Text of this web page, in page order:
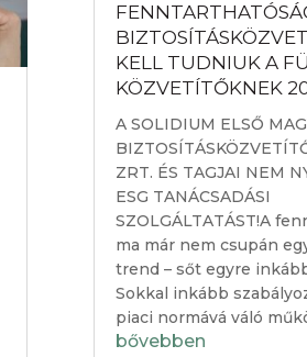
KELL TUDNIUK A
KÖZVETÍTŐKNEK
A SOLIDIUM ELSŐ
ZRT. ÉS TAGJAI NEM
ESG TANÁCSADÁSI
SZOLGÁLTATÁST!A
ma már nem csupán
trend – sőt egyre
Sokkal inkább
piaci normává váló
bővebben